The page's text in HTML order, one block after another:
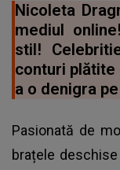
Nicoleta
mediul
stil!
conturi plătite
a o denigra
Pasionată de
brațele